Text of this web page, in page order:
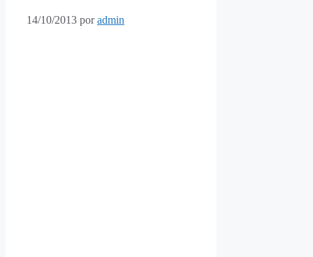
14/10/2013 poradmin